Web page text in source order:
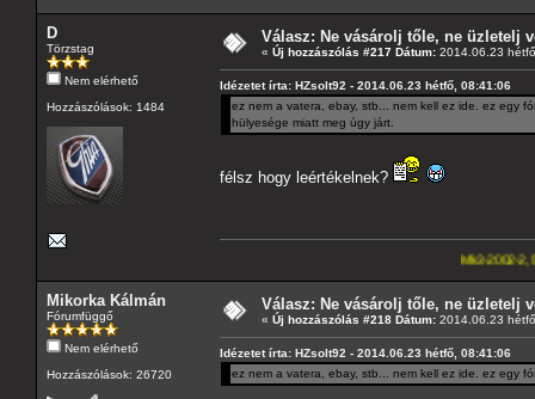
D
Törzstag
Nem elérhető
Hozzászólások: 1484
Válasz: Ne vásárolj tőle, ne üzletelj
« Új hozzászólás #217 Dátum: 2014.06.23
Idézetet írta: HZsolt92 - 2014.06.23 hétfő, 08:41:06
ez nem a vatera, ebay, stb... nem kell ez ide. ez egy
hülyesége miatt meg úgy járt.
félsz hogy leértékelnek?
Mk3-2002-2,5-V6---A4-es
Mikorka Kálmán
Fórumfüggő
Nem elérhető
Hozzászólások: 26720
Válasz: Ne vásárolj tőle, ne üzletelj
« Új hozzászólás #218 Dátum: 2014.06.23
Idézetet írta: HZsolt92 - 2014.06.23 hétfő, 08:41:06
ez nem a vatera, ebay, stb... nem kell ez ide. ez egy